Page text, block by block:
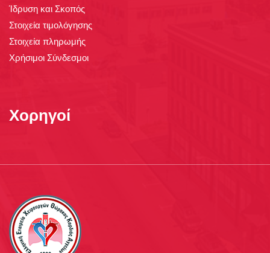
Ίδρυση και Σκοπός
Στοιχεία τιμολόγησης
Στοιχεία πληρωμής
Χρήσιμοι Σύνδεσμοι
Χορηγοί